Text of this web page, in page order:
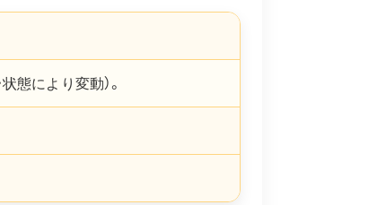
態により変動）。